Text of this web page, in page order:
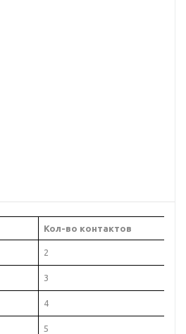
Кол-во контактов
2
3
4
5